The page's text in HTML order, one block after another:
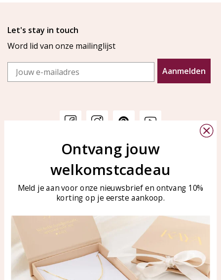
Let's stay in touch
Word lid van onze mailinglijst
Email
Aanmelden
Veelgestelde vragen
Sieraden onderhouden
KAYA Sieraden
Bellen of WhatsApp Ma-Vr
Tel: 0850003187
WhatsApp: 0850003187
klantenservice@kayasierade
Producten KAYA Sieraden
Ontvang jouw
welkomstcadeau
Meld je aan voor onze nieuwsbrief en ontvang 10%
korting op je eerste aankoop.